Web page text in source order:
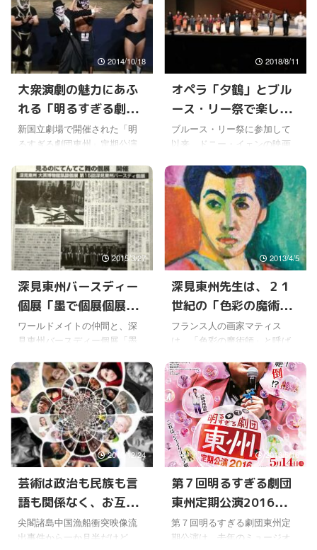
2014/10/18
大衆演劇の魅力にあふ
れる「明るすぎる劇団
東州」定期公演
新国立劇場で開催された「明
るすぎる劇団東州」定期公演
うだ。 今回は、ゲスト出演で
本物のプロレスラーが登場
し、かなり激しく盛り上がっ
たからね。 初日は、タイガー
マスク、ザ・グレートサス
ケ、西村修が登場したことは
書いたけど、二日目はブル中
野、三田英津子、山田敏代が
登場したそうだ。 新聞記事に
も書かれているけど初日とは
違った演出で、ものすごい爆
笑につぐ爆笑となったらし
ドメイト会員の仲間によると
死にそうなほど面白かった、
過去最高だったと言っていた
...
2018/8/11
オペラ「夕鶴」とブル
ース・リー祭で楽しさ
２倍、３倍に
ブルース・リー祭に参加して
以来、ドニー・イェンの映画
トの友達が教えてくれた「カ
ンフージャングル」、深見東
州先生お気に入りの「捜査官X
」そして、代表作の「イップ
マン」シリーズを見てみた。
アクションシーンがスゴすぎ
る。しかも、拳術だけではな
く、剣術や棒術のようなアク
ションまで、いろんな戦い方
ができるのもスゴいなと思
う。 暴力的なシーンや血なま
ぐさいシーンもあるので、そ
もしれないけどね。 宇宙最強
と言われるだけのことはあっ
て、見たことのない ...
2015/3/27
深見東州バースディー
個展「墨で個展個展、
絵具で個展個展、見る
のにてんてこ舞いの個
展」を見てきた
ワールドメイトの仲間と、深
見東州バースディー個展「墨
展、見るのにてんてこ舞いの
個展」を見てきた。 う〜ん、
去年よりもすごくなってい
た。 去年もホントに人間が描
ける絵じゃないと思ったけど
ね。 新境地が開かれたよう
な、斬新で唸らせる作品に圧
倒された記憶が残っているか
ら。 どんな絵だったかも覚え
ているけどね。でも今年の絵
は、それとはまた違う新境地
を開かれているように感じ
2013/4/5
深見東州先生は、２１
世紀の「色彩の魔術
師」か？
フランス人の画家マティス
は、「色彩の魔術師」と呼ば
で人々を魅了し、２０世紀を
代表する画家と言われてい
る。 ワールドメイトで、深見
東州先生のお話にも時々出て
くるから、名前だけはよく知
っているけどね。 ちなみに作
品は、こういう感じのよう
だ。 こういう作品を見る
と、深見東州先生の絵画作品
の一部は、マティスにも通じ
るものがあるのかなと思っ
た。 でも色彩の鮮やかさ、色
2010/12/24
芸術は政治も民族も言
語も関係なく、お互い
理解しあえるものなん
だよね
尖閣諸島中国漁船衝突映像流
出事件から一か月半だけど、
2016/5/16
第７回明るすぎる劇団
東州定期公演2016を見
てきた
第７回明るすぎる劇団東州定
期公演は、去年のミュージオ